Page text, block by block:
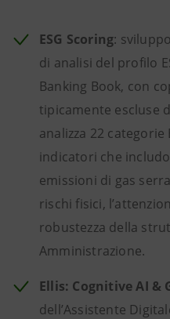
ESG Scoring:
di analisi del profilo
Banking Book, con
tipicamente escluse
analizza 22
indicatori che
emissioni di gas
rischi fisici,
robustezza della
Amministrazione.
Ellis: Cognitive AI &
dell’Assistente